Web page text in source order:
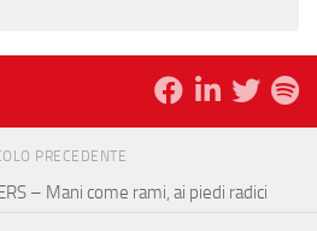
PRECEDENTE
– Mani come rami, ai piedi radici